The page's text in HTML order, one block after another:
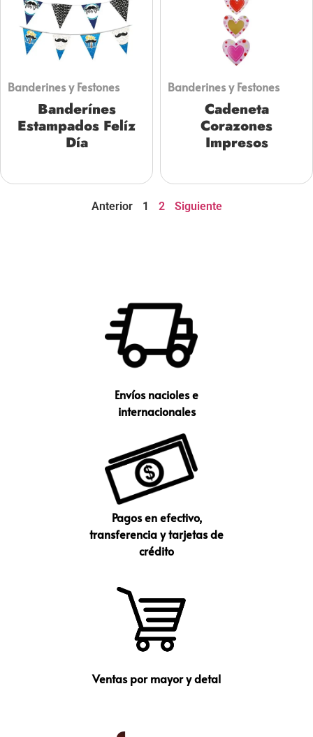
Banderines y Festones
Banderínes
Estampados Felíz
Día
Banderines y Festones
Cadeneta
Corazones
Impresos
Anterior 1 2 Siguiente
Envíos nacioles e
internacionales
Pagos en efectivo,
transferencia y tarjetas de
crédito
Ventas por mayor y detal